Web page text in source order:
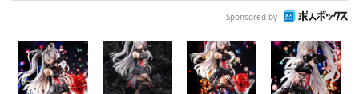
Sponsored by